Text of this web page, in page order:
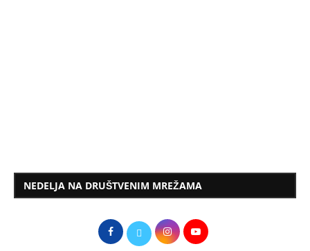
NEDELJA NA DRUŠTVENIM MREŽAMA